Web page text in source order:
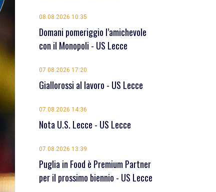
08.08.2026 10:35
Domani pomeriggio l’amichevole
con il Monopoli - US Lecce
07.08.2026 17:20
Giallorossi al lavoro - US Lecce
07.08.2026 14:36
Nota U.S. Lecce - US Lecce
07.08.2026 13:39
Puglia in Food è Premium Partner
per il prossimo biennio - US Lecce